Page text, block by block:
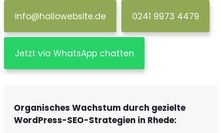
info@hallowebsite.de 0241 9973 4479
Jetzt via WhatsApp chatten
Organisches Wachstum durch gezielte
WordPress-SEO-Strategien in Rhede: